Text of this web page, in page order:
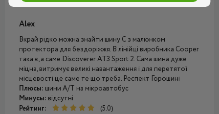
Alex
Вкрай рідко можна знайти шину С з малюнком
протектора для бездоріжжя. В лінійці виробника Cooper
така є, а саме Discoverer AT3 Sport 2. Сама шина дуже
міцна, витримує великі навантаження і для перетятої
місцевості це саме те що треба. Респект Горошині
Плюсы: шини A/T на мікроавтобус
Минусы: відсутні
Рейтинг:
(5.0)